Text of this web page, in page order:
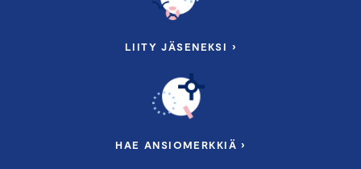
LIITY JÄSENEKSI ›
HAE ANSIOMERKKIÄ ›